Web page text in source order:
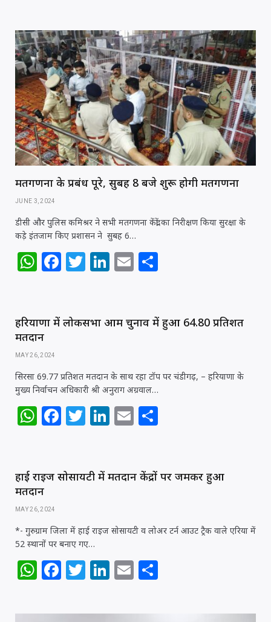
at
s
A
p
p
c
e
b
o
o
k
itt
e
r
k
e
dI
n
ai
l
ar
e
मतगणना के प्रबंध पूरे, सुबह 8 बजे शुरू होगी मतगणना
JUNE 3, 2024
डीसी और पुलिस कमिश्रर ने सभी मतगणना केंद्रों का निरीक्षण किया सुरक्षा के
कड़े इंतजाम किए प्रशासन ने सुबह 6…
W
s
A
p
p
F
e
o
k
T
e
Li
e
E
l e
हरियाणा में लोकसभा आम चुनाव में हुआ 64.80 प्रतिशत
मतदान
MAY 26, 2024
सिरसा 69.77 प्रतिशत मतदान के साथ रहा टॉप पर चंडीगढ़, – हरियाणा के
मुख्य निर्वाचन अधिकारी श्री अनुराग अग्रवाल…
W
s
A
p
p
F
e
o
k
T
e
Li
e
E
l e
हाई राइज सोसायटी में मतदान केंद्रों पर जमकर हुआ
मतदान
MAY 26, 2024
*- गुरुग्राम जिला में हाई राइज सोसायटी व लोअर टर्न आउट ट्रैक वाले एरिया में
52 स्थानों पर बनाए गए…
W
at
F
c
T
itt
Li
k
E
ai